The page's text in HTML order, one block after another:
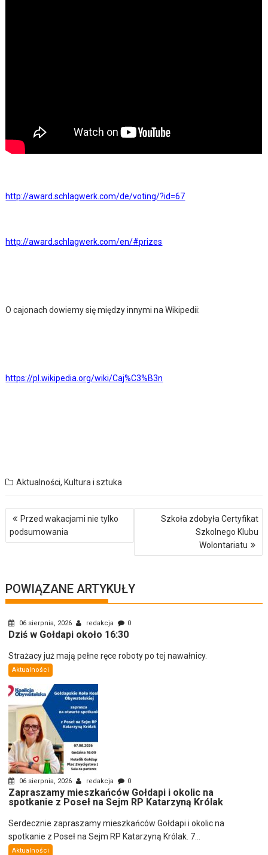
http://award.schlagwerk.com/de/voting/?id=67
http://award.schlagwerk.com/en/#prizes
O cajonach dowiemy się między innymi na Wikipedii:
https://pl.wikipedia.org/wiki/Caj%C3%B3n
Aktualności, Kultura i sztuka
Nawigacja
wpisu
Przed wakacjami nie tylko
podsumowania
Szkoła zdobyła Certyfikat
Szkolnego Klubu
Wolontariatu
POWIĄZANE ARTYKUŁY
06 sierpnia, 2026 redakcja 0
Dziś w Gołdapi około 16:30
Strażacy już mają pełne ręce roboty po tej nawałnicy.
Aktualności
06 sierpnia, 2026 redakcja 0
Zapraszamy mieszkańców Gołdapi i okolic na
spotkanie z Poseł na Sejm RP Katarzyną Królak
Serdecznie zapraszamy mieszkańców Gołdapi i okolic na
spotkanie z Poseł na Sejm RP Katarzyną Królak. 7...
Aktualności